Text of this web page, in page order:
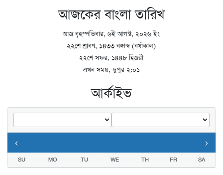
আজকের বাংলা তারিখ
আজ বৃহস্পতিবার, ৬ই আগস্ট, ২০২৬ ইং
২২শে শ্রাবণ, ১৪৩৩ বঙ্গাব্দ (বর্ষাকাল)
২২শে সফর, ১৪৪৮ হিজরী
এখন সময়, দুপুর ২:০১
আর্কাইভ
‹ ›
SU MO TU WE TH FR SA